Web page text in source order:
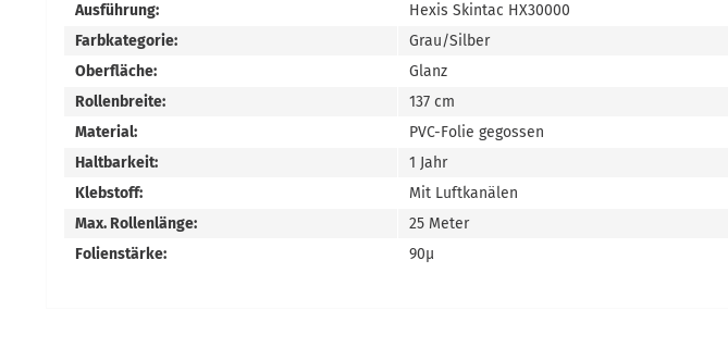
Ausführung:
Hexis Skintac HX30000
Farbkategorie:
Grau/Silber
Oberfläche:
Glanz
Rollenbreite:
137 cm
Material:
PVC-Folie gegossen
Haltbarkeit:
1 Jahr
Klebstoff:
Mit Luftkanälen
Max. Rollenlänge:
25 Meter
Folienstärke:
90µ